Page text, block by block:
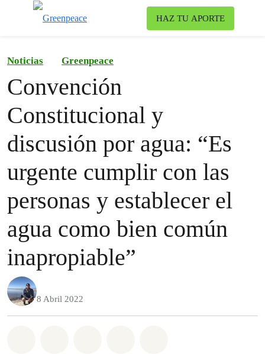
HAZ TU APORTE
Noticias Greenpeace
Convención
Constitucional y
discusión por agua: “Es
urgente cumplir con las
personas y establecer el
agua como bien común
inapropiable”
8 Abril 2022